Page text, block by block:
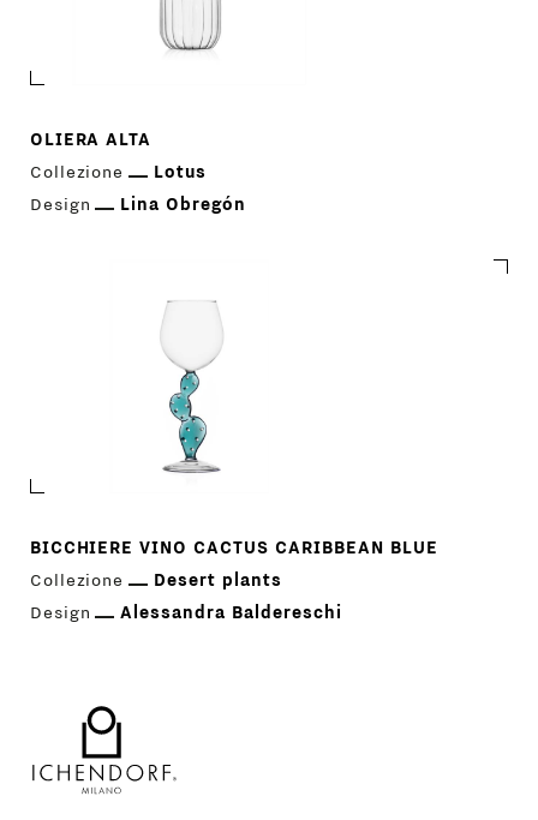
PRINCIPALE
PRODOTTI
AZIENDA
CONTATTI
OLIERA ALTA
Collezione
Lotus
Design
Lina Obregón
BICCHIERE VINO CACTUS CARIBBEAN BLUE
Collezione
Desert plants
Design
Alessandra Baldereschi